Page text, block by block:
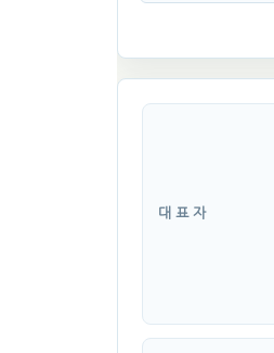
대 표 자